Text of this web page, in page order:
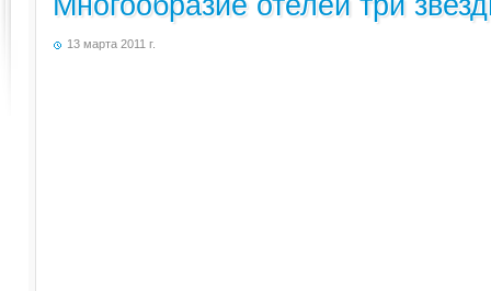
13 марта 2011 г.